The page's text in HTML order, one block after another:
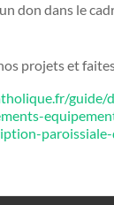
don dans le
projets et
guide/